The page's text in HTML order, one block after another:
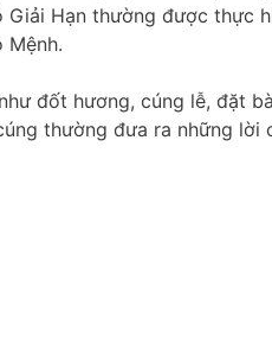
Hạn thường được thực
Mệnh.
đốt hương, cúng lễ, đặt
thường đưa ra những lời